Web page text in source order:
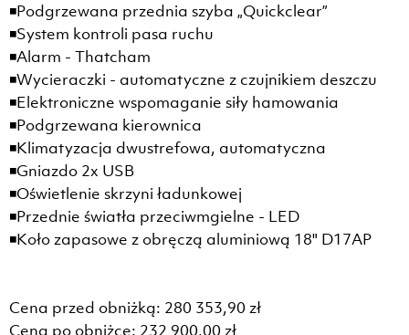
◾Podgrzewana przednia szyba „Quickclear”
◾System kontroli pasa ruchu
◾Alarm - Thatcham
◾Wycieraczki - automatyczne z czujnikiem deszczu
◾Elektroniczne wspomaganie siły hamowania
◾Podgrzewana kierownica
◾Klimatyzacja dwustrefowa, automatyczna
◾Gniazdo 2x USB
◾Oświetlenie skrzyni ładunkowej
◾Przednie światła przeciwmgielne - LED
◾Koło zapasowe z obręczą aluminiową 18" D17AP
Cena przed obniżką: 280 353,90 zł
Cena po obniżce: 232 900,00 zł